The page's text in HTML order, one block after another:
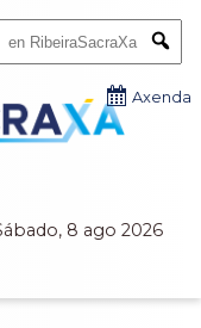
8 ago 2026
Axenda